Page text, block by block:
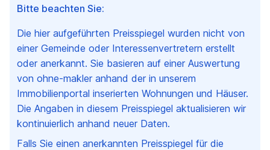
Bitte beachten Sie:
Die hier aufgeführten Preisspiegel wurden nicht von
einer Gemeinde oder Interessenvertretern erstellt
oder anerkannt. Sie basieren auf einer Auswertung
von ohne-makler anhand der in unserem
Immobilienportal inserierten Wohnungen und Häuser.
Die Angaben in diesem Preisspiegel aktualisieren wir
kontinuierlich anhand neuer Daten.
Falls Sie einen anerkannten Preisspiegel für die